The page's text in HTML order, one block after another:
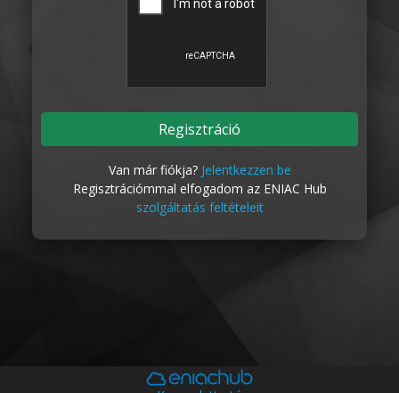
Van már fiókja? Jelentkezzen be
Regisztrációmmal elfogadom az ENIAC Hub
szolgáltatás feltételeit